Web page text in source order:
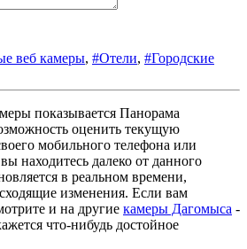
веб камеры, #Отели, #Городские
показывается Панорама
оценить текущую
мобильного телефона или
находитесь далеко от данного
в реальном времени,
изменения. Если вам
и на другие камеры Дагомыса -
что-нибудь достойное